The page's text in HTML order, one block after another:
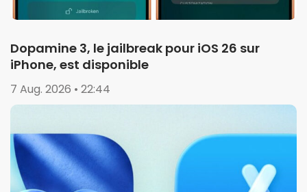
Dopamine 3, le jailbreak pour iOS 26 sur
iPhone, est disponible
7 Aug. 2026 • 22:44